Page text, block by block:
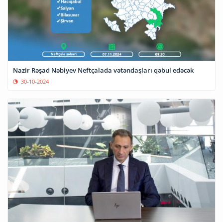
Nazir Rəşad Nəbiyev Neftçalada vətəndaşları qəbul edəcək
30-10-2024